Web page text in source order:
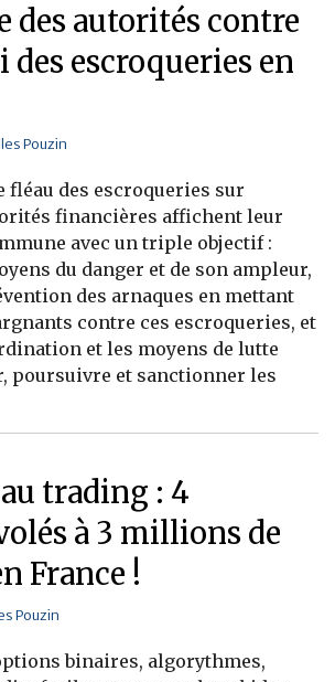
des autorités contre
des escroqueries en
Pouzin
fléau des escroqueries sur
financières affichent leur
avec un triple objectif :
du danger et de son ampleur,
des arnaques en mettant
contre ces escroqueries, et
et les moyens de lutte
poursuivre et sanctionner les
trading : 4
à 3 millions de
France !
Pouzin
binaires, algorythmes,